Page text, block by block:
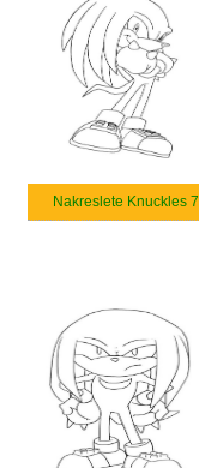
Nakreslete Knuckles 7